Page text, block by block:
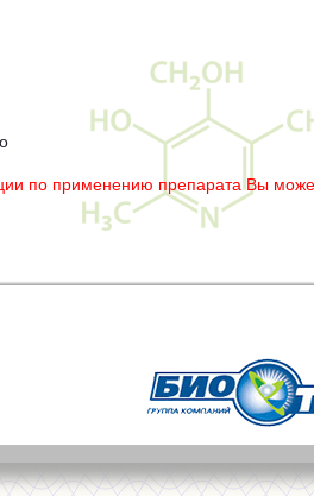
по применению препарата Вы